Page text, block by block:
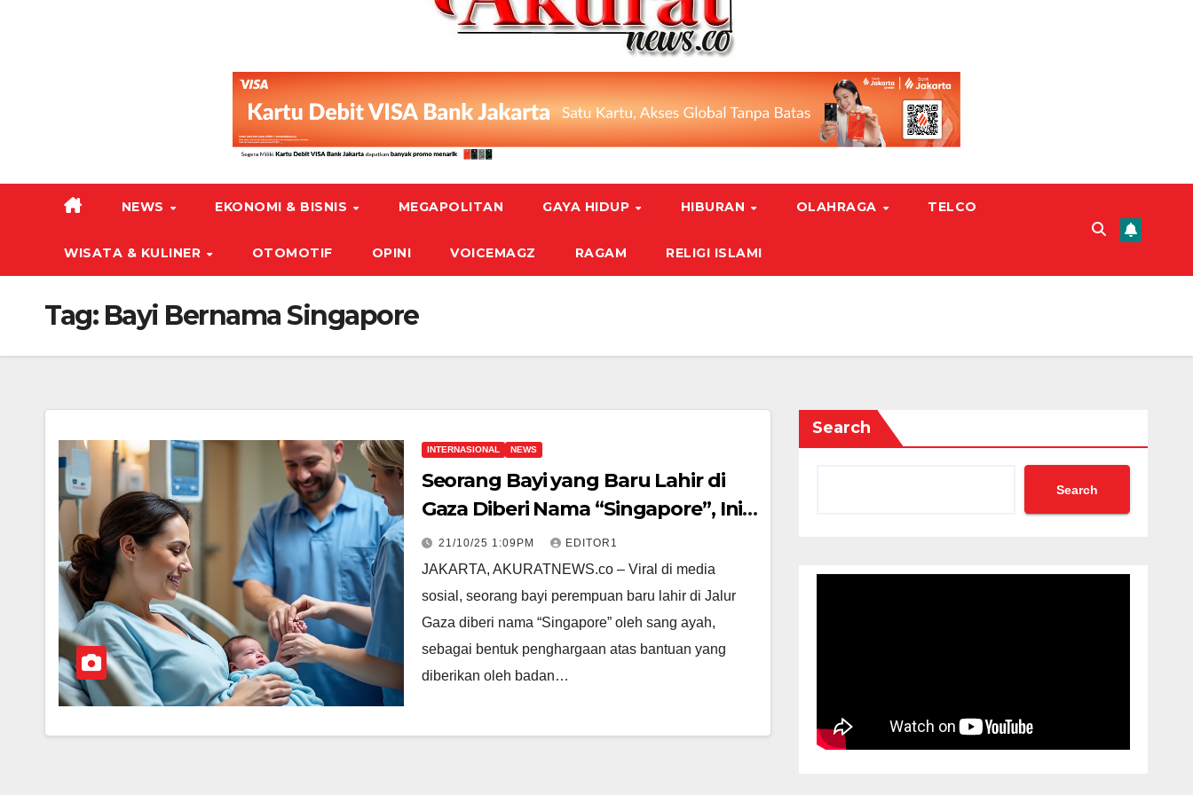
NEWS EKONOMI & BISNIS MEGAPOLITAN GAYA HIDUP HIBURAN OLAHRAGA TELCO
WISATA & KULINER OTOMOTIF OPINI VOICEMAGZ RAGAM RELIGI ISLAMI
Tag: Bayi Bernama Singapore
INTERNASIONAL NEWS
Seorang Bayi yang Baru Lahir di
Gaza Diberi Nama “Singapore”, Ini
Alasan dari Sang Ayah!
21/10/25 1:09PM EDITOR1
JAKARTA, AKURATNEWS.co – Viral di media
sosial, seorang bayi perempuan baru lahir di Jalur
Gaza diberi nama “Singapore” oleh sang ayah,
sebagai bentuk penghargaan atas bantuan yang
diberikan oleh badan…
Search
Search